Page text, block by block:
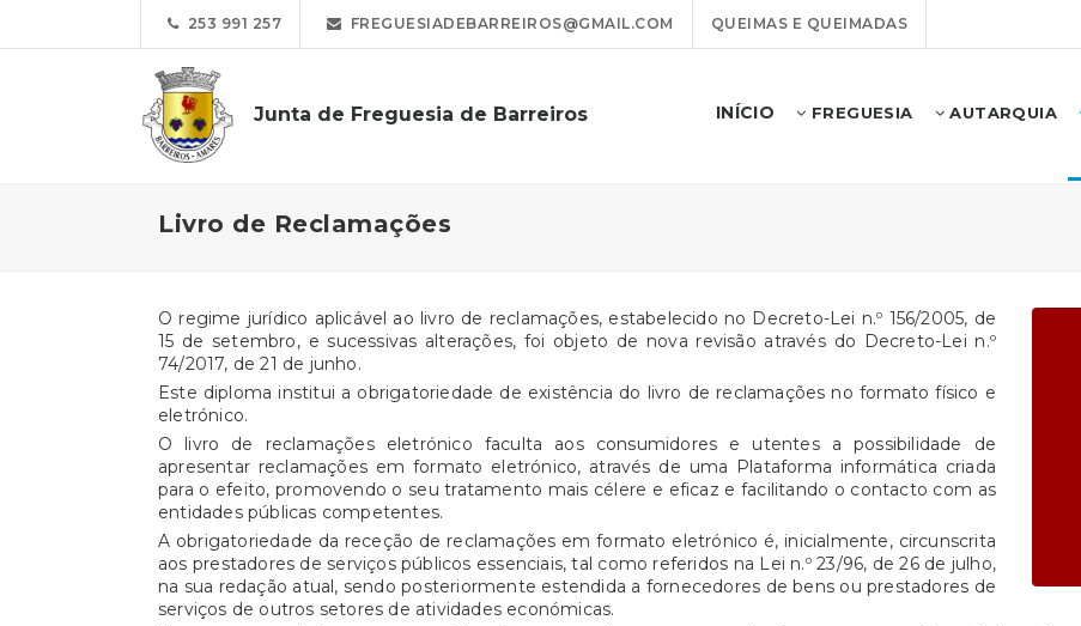
253 991 257 FREGUESIADEBARREIROS@GMAIL.COM QUEIMAS E QUEIMADAS
Junta de Freguesia de Barreiros INÍCIO FREGUESIA AUTARQUIA
Livro de Reclamações
O regime jurídico aplicável ao livro de reclamações, estabelecido no Decreto-Lei n.º 156/2005, de
15 de setembro, e sucessivas alterações, foi objeto de nova revisão através do Decreto-Lei n.º
74/2017, de 21 de junho.
Este diploma institui a obrigatoriedade de existência do livro de reclamações no formato físico e
eletrónico.
O livro de reclamações eletrónico faculta aos consumidores e utentes a possibilidade de
apresentar reclamações em formato eletrónico, através de uma Plataforma informática criada
para o efeito, promovendo o seu tratamento mais célere e eficaz e facilitando o contacto com as
entidades públicas competentes.
A obrigatoriedade da receção de reclamações em formato eletrónico é, inicialmente, circunscrita
aos prestadores de serviços públicos essenciais, tal como referidos na Lei n.º 23/96, de 26 de julho,
na sua redação atual, sendo posteriormente estendida a fornecedores de bens ou prestadores de
serviços de outros setores de atividades económicas.